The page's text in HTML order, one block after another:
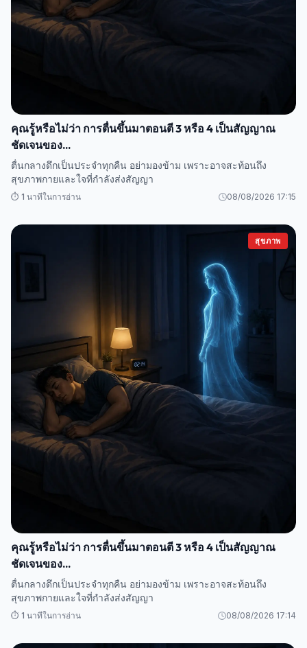
คุณรู้หรือไม่ว่า การตื่นขึ้นมาตอนตี 3 หรือ 4 เป็นสัญญาณ
ชัดเจนของ...
ตื่นกลางดึกเป็นประจำทุกคืน อย่ามองข้าม เพราะอาจสะท้อนถึง
สุขภาพกายและใจที่กำลังส่งสัญญา
⏱️ 1 นาทีในการอ่าน 08/08/2026 17:15
สุขภาพ
คุณรู้หรือไม่ว่า การตื่นขึ้นมาตอนตี 3 หรือ 4 เป็นสัญญาณ
ชัดเจนของ...
ตื่นกลางดึกเป็นประจำทุกคืน อย่ามองข้าม เพราะอาจสะท้อนถึง
สุขภาพกายและใจที่กำลังส่งสัญญา
⏱️ 1 นาทีในการอ่าน 08/08/2026 17:14